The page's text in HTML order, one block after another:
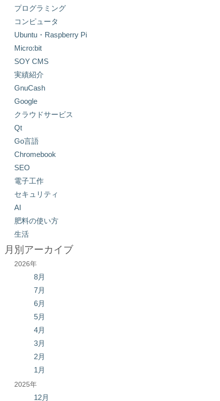
プログラミング
コンピュータ
Ubuntu・Raspberry Pi
Micro:bit
SOY CMS
実績紹介
GnuCash
Google
クラウドサービス
Qt
Go言語
Chromebook
SEO
電子工作
セキュリティ
AI
肥料の使い方
生活
月別アーカイブ
2026年
8月
7月
6月
5月
4月
3月
2月
1月
2025年
12月